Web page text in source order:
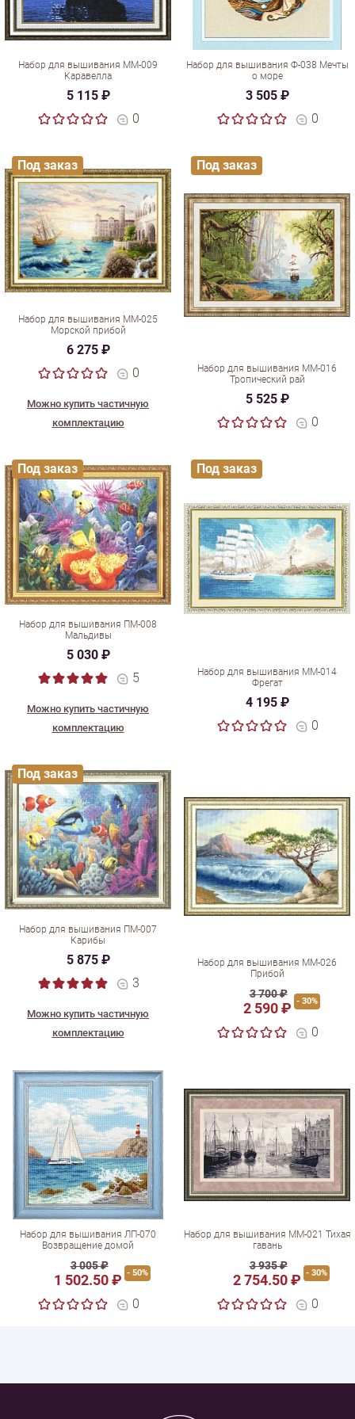
Набор для вышивания ММ-009
Каравелла
5 115 ₽
0
Набор для вышивания Ф-038 Мечты
о море
3 505 ₽
0
Набор для вышивания ММ-025
Морской прибой
6 275 ₽
0
Можно купить частичную
комплектацию
Под заказ
Набор для вышивания ММ-016
Тропический рай
5 525 ₽
0
Под заказ
Набор для вышивания ПМ-008
Мальдивы
5 030 ₽
5
Можно купить частичную
комплектацию
Под заказ
Набор для вышивания ММ-014
Фрегат
4 195 ₽
0
Под заказ
Набор для вышивания ПМ-007
Карибы
5 875 ₽
3
Можно купить частичную
комплектацию
Под заказ
Набор для вышивания ММ-026
Прибой
3 700 ₽
2 590 ₽ - 30%
0
Набор для вышивания ЛП-070
Возвращение домой
3 005 ₽
1 502.50 ₽ - 50%
0
Набор для вышивания ММ-021 Тихая
гавань
3 935 ₽
2 754.50 ₽ - 30%
0